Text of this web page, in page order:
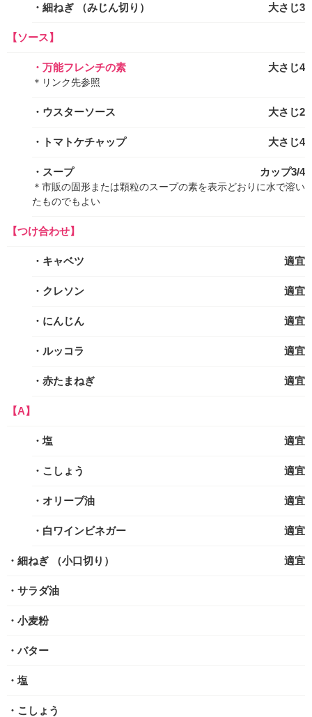
・細ねぎ （みじん切り） 大さじ3
【ソース】
・万能フレンチの素 大さじ4
＊リンク先参照
・ウスターソース 大さじ2
・トマトケチャップ 大さじ4
・スープ カップ3/4
＊市販の固形または顆粒のスープの素を表示どおりに水で溶い
たものでもよい
【つけ合わせ】
・キャベツ 適宜
・クレソン 適宜
・にんじん 適宜
・ルッコラ 適宜
・赤たまねぎ 適宜
【A】
・塩 適宜
・こしょう 適宜
・オリーブ油 適宜
・白ワインビネガー 適宜
・細ねぎ （小口切り） 適宜
・サラダ油
・小麦粉
・バター
・塩
・こしょう